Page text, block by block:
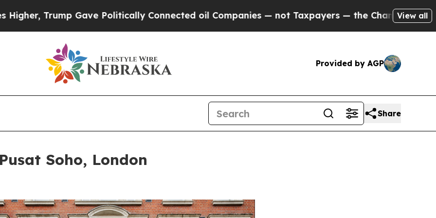
Politically Connected oil Companies — not Taxpayers — the Chance to Cash in on Publicly
View all
Provided by AGP
Share
Soho, London